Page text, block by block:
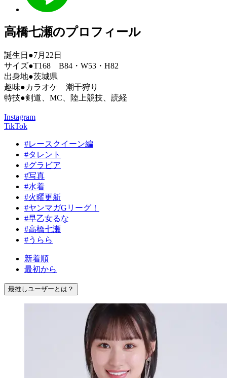
高橋七瀬のプロフィール
誕生日●7月22日
サイズ●T168 B84・W53・H82
出身地●茨城県
趣味●カラオケ 潮干狩り
特技●剣道、MC、陸上競技、読経
Instagram
TikTok
#レースクイーン編
#タレント
#グラビア
#写真
#水着
#火曜更新
#ヤンマガGリーグ！
#早乙女るな
#高橋七瀬
#うらら
新着順
最初から
最推しユーザーとは？